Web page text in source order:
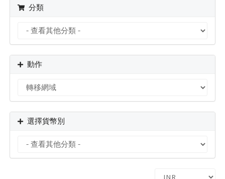
分類
動作
選擇貨幣別